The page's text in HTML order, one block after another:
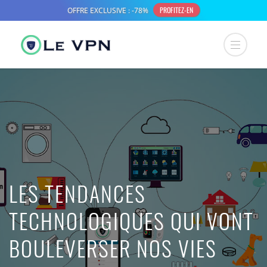
LES TENDANCES
TECHNOLOGIQUES QUI VONT
BOULEVERSER NOS VIES